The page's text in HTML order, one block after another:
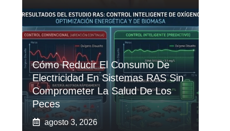
Cómo Reducir El Consumo De
Electricidad En Sistemas RAS Sin
Comprometer La Salud De Los
Peces
agosto 3, 2026